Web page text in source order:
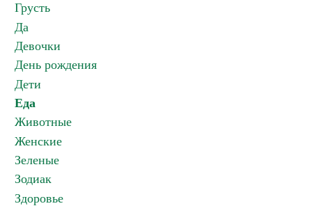
Грусть
Да
Девочки
День рождения
Дети
Еда
Животные
Женские
Зеленые
Зодиак
Здоровье